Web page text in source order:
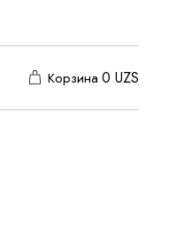
Корзина 0 UZS